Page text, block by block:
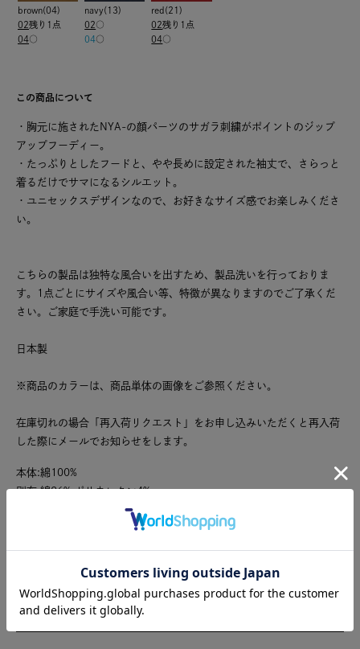
brown(04)
02残り1点
04○
navy(13)
02○
04○
red(21)
02残り1点
04○
この商品について
・胸元に施されたNYA-の顔パーツのサガラ刺繍がポイントのジップ
アップフーディー。
・たっぷりとしたフードと、やや長めに設定された袖丈で、さらっと
着るだけでサマになるシルエット。
・ユニセックスデザインなので、お好きなサイズ感でお楽しみくださ
い。
こちらの製品は独特な風合いを出すため、製品洗いを行っておりま
す。1点ごとにサイズや風合い等、特徴が異なりますのでご了承くだ
さい。ご家庭で手洗い可能です。
日本製
※商品のカラーは、商品単体の画像をご参照ください。
在庫切れの場合「再入荷リクエスト」をお申し込みいただくと再入荷
した際にメールでお知らせをします。
本体:綿100%
別布:綿96% ポリウレタン4%
裄丈
02 59.5 61 87 46